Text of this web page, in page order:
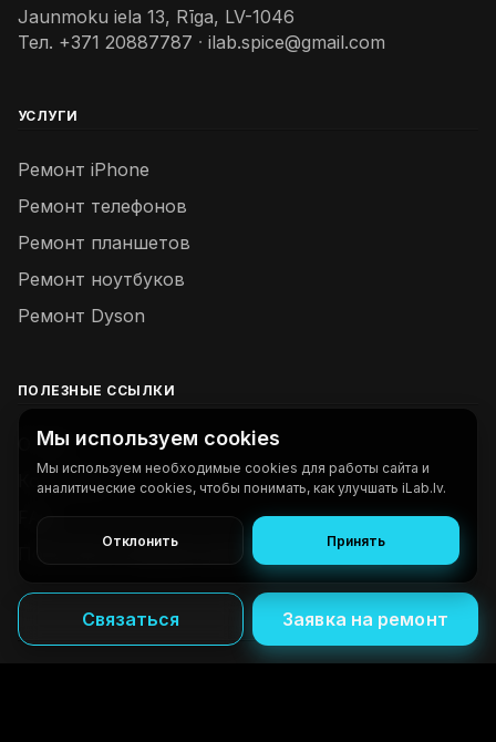
Связаться Заявка на ремонт
Jaunmoku iela 13, Rīga, LV-1046
Тел. +371 20887787 · ilab.spice@gmail.com
УСЛУГИ
Ремонт iPhone
Ремонт телефонов
Ремонт планшетов
Ремонт ноутбуков
Ремонт Dyson
ПОЛЕЗНЫЕ ССЫЛКИ
О нас
Контакты
FAQ
Политика конфиденциальности и cookies
Все права защищены.
Мы используем cookies
Мы используем необходимые cookies для работы сайта и
аналитические cookies, чтобы понимать, как улучшать iLab.lv.
Отклонить Принять